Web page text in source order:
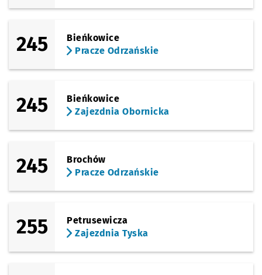
245
Bieńkowice
Pracze Odrzańskie
245
Bieńkowice
Zajezdnia Obornicka
245
Brochów
Pracze Odrzańskie
255
Petrusewicza
Zajezdnia Tyska